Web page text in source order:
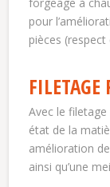
pour
pièces (respect
FILETAGE
Avec le
état de la
amélioration
ainsi qu’une